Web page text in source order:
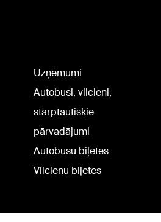
Uzņēmumi
Autobusi, vilcieni,
starptautiskie
pārvadājumi
Autobusu biļetes
Vilcienu biļetes